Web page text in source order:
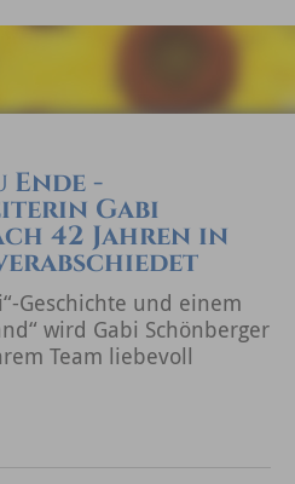
Ende -
Gabi
42 Jahren in
Geschichte und einem
wird Gabi Schönberger
Team liebevoll